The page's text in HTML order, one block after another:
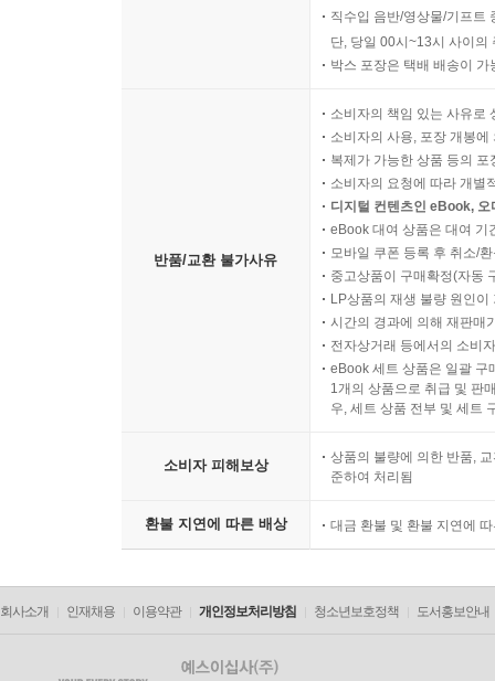
직수입 음반/영상물/기프트
단, 당일 00시~13시 사이의
박스 포장은 택배 배송이
반품/교환 불가사유
소비자의 책임 있는 사유로
소비자의 사용, 포장 개봉
복제가 가능한 상품 등의
소비자의 요청에 따라 개별
디지털 컨텐츠인 eBook,
eBook 대여 상품은 대여 기
모바일 쿠폰 등록 후 취소/
중고상품이 구매확정(자동
LP상품의 재생 불량 원인
시간의 경과에 의해 재판매
전자상거래 등에서의 소비
eBook 세트 상품은 일괄 구
1개의 상품으로 취급 및 판
우, 세트 상품 전부 및 세트
소비자 피해보상
상품의 불량에 의한 반품,
준하여 처리됨
환불 지연에 따른 배상 대금 환불 및 환불 지연에
회사소개 인재채용 이용약관 개인정보처리방침 청소년보호정책 도서홍보안내